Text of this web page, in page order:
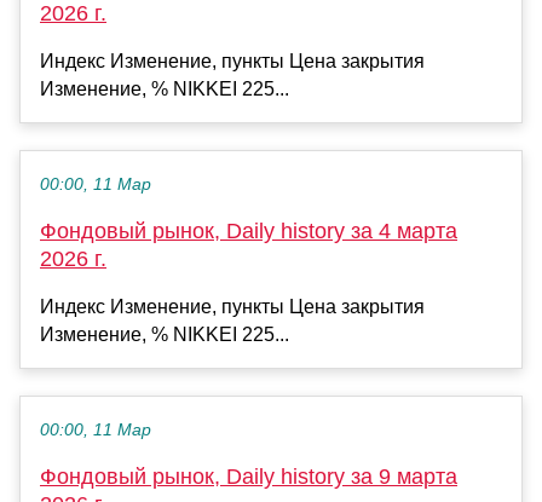
2026 г.
Индекс Изменение, пункты Цена закрытия
Изменение, % NIKKEI 225...
00:00, 11 Мар
Фондовый рынок, Daily history за 4 марта
2026 г.
Индекс Изменение, пункты Цена закрытия
Изменение, % NIKKEI 225...
00:00, 11 Мар
Фондовый рынок, Daily history за 9 марта